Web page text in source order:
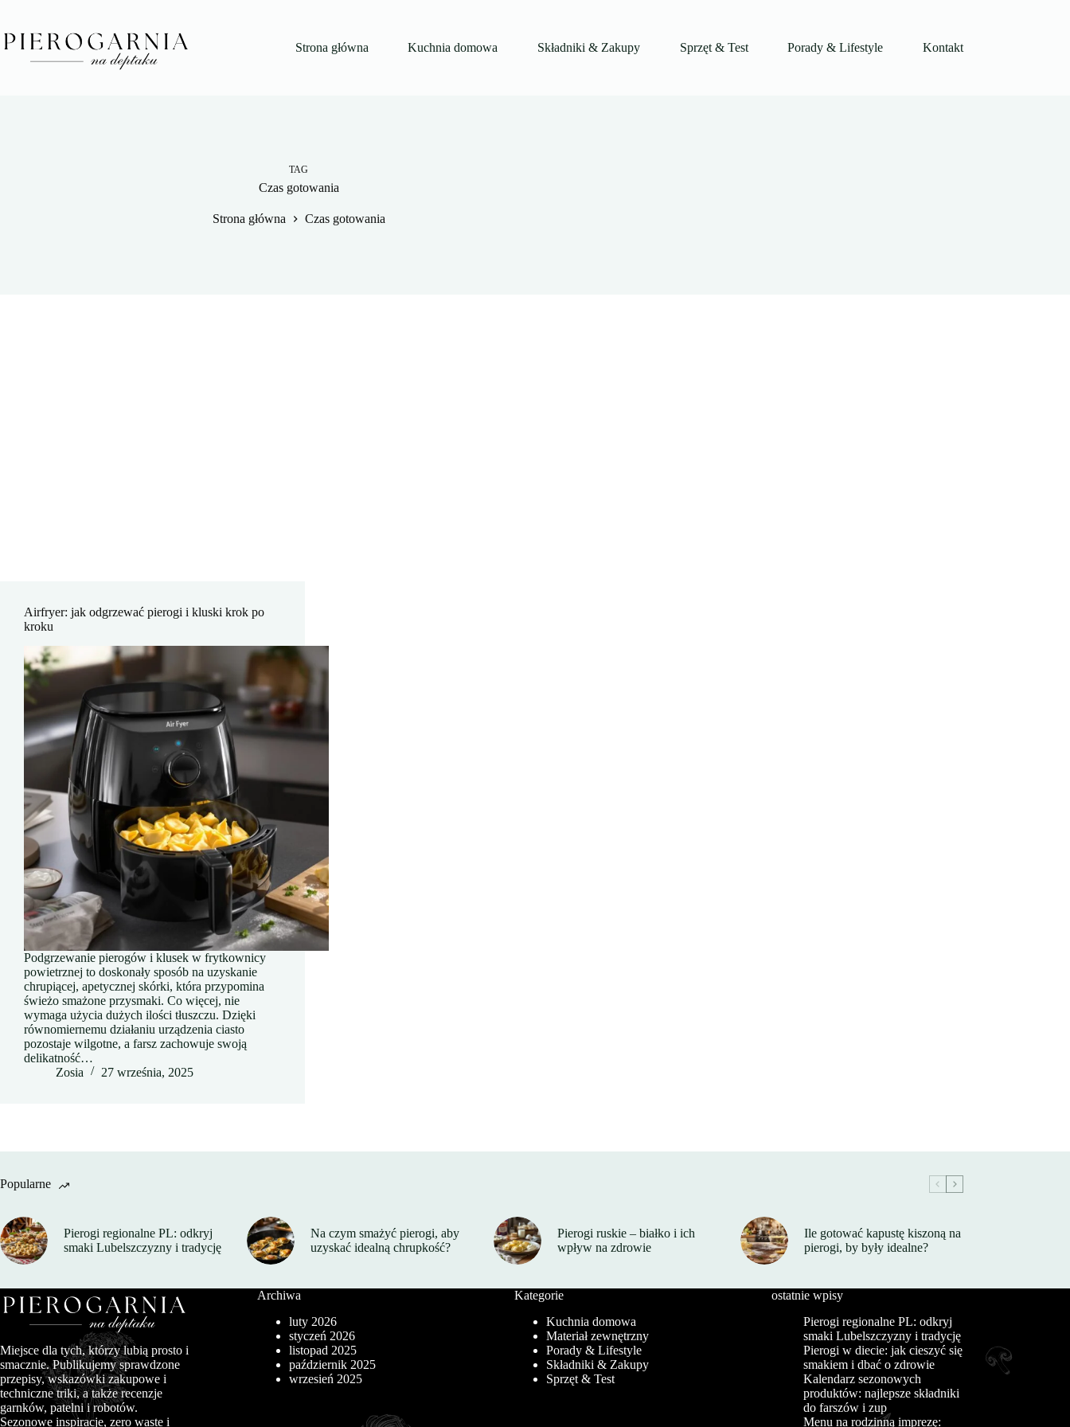
treści
Strona główna
Kuchnia domowa Składniki & Zakupy Sprzęt & Test Porady & Lifestyle Kontakt
TAG
Czas gotowania
Strona główna Czas gotowania
Airfryer: jak odgrzewać pierogi i kluski krok po
kroku
Podgrzewanie pierogów i klusek w frytkownicy
powietrznej to doskonały sposób na uzyskanie
chrupiącej, apetycznej skórki, która przypomina
świeżo smażone przysmaki. Co więcej, nie
wymaga użycia dużych ilości tłuszczu. Dzięki
równomiernemu działaniu urządzenia ciasto
pozostaje wilgotne, a farsz zachowuje swoją
delikatność…
Zosia
27 września, 2025
Popularne
Pierogi regionalne PL: odkryj
smaki Lubelszczyzny i tradycję
Na czym smażyć pierogi, aby
uzyskać idealną chrupkość?
Pierogi ruskie – białko i ich
wpływ na zdrowie
Ile gotować kapustę kiszoną na
pierogi, by były idealne?
Miejsce dla tych, którzy lubią prosto i
smacznie. Publikujemy sprawdzone
przepisy, wskazówki zakupowe i
techniczne triki, a także recenzje
garnków, patelni i robotów.
Sezonowe inspiracje, zero waste i
Archiwa
luty 2026
styczeń 2026
listopad 2025
październik 2025
wrzesień 2025
Kategorie
Kuchnia domowa
Materiał zewnętrzny
Porady & Lifestyle
Składniki & Zakupy
Sprzęt & Test
ostatnie wpisy
Pierogi regionalne PL: odkryj
smaki Lubelszczyzny i tradycję
Pierogi w diecie: jak cieszyć się
smakiem i dbać o zdrowie
Kalendarz sezonowych
produktów: najlepsze składniki
do farszów i zup
Menu na rodzinną imprezę: